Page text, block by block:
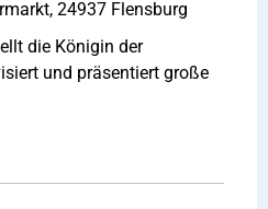
24937 Flensburg
die Königin der
und präsentiert große